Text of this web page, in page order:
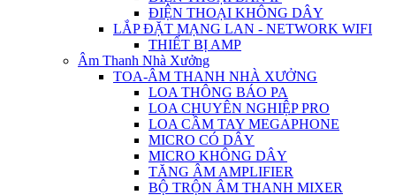
ĐIỆN THOẠI KHÔNG DÂY
LẮP ĐẶT MẠNG LAN - NETWORK WIFI
THIẾT BỊ AMP
Âm Thanh Nhà Xưởng
TOA-ÂM THANH NHÀ XƯỞNG
LOA THÔNG BÁO PA
LOA CHUYÊN NGHIỆP PRO
LOA CẦM TAY MEGAPHONE
MICRO CÓ DÂY
MICRO KHÔNG DÂY
TĂNG ÂM AMPLIFIER
BỘ TRỘN ÂM THANH MIXER